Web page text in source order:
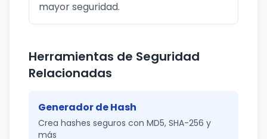
mayor seguridad.
Herramientas de Seguridad
Relacionadas
Generador de Hash
Crea hashes seguros con MD5, SHA-256 y
más